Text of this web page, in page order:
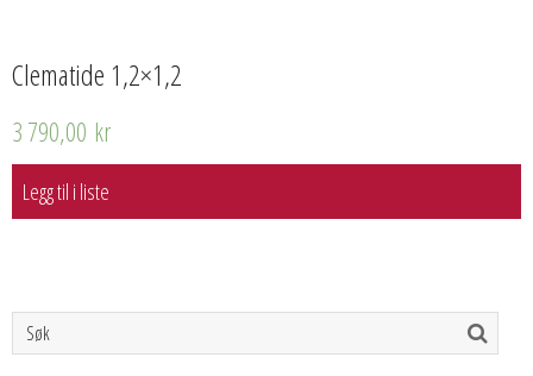
Clematide 1,2×1,2
3 790,00 kr
Legg til i liste